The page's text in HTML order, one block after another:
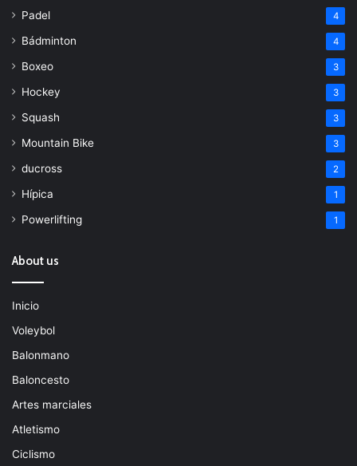
Padel 4
Bádminton 4
Boxeo 3
Hockey 3
Squash 3
Mountain Bike 3
ducross 2
Hípica 1
Powerlifting 1
About us
Inicio
Voleybol
Balonmano
Baloncesto
Artes marciales
Atletismo
Ciclismo